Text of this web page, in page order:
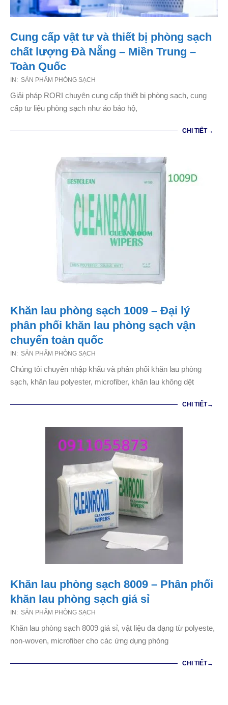
Cung cấp vật tư và thiết bị phòng sạch
chất lượng Đà Nẵng – Miền Trung –
Toàn Quốc
2021-
02-
01
IN: SẢN PHẨM PHÒNG SẠCH
Giải pháp RORI chuyên cung cấp thiết bị phòng sạch, cung
cấp tư liệu phòng sạch như áo bảo hộ,
CHI TIẾT→
Khăn lau phòng sạch 1009 – Đại lý
phân phối khăn lau phòng sạch vận
chuyển toàn quốc
2021-
01-
17
IN: SẢN PHẨM PHÒNG SẠCH
Chúng tôi chuyên nhập khẩu và phân phối khăn lau phòng
sạch, khăn lau polyester, microfiber, khăn lau không dệt
CHI TIẾT→
Khăn lau phòng sạch 8009 – Phân phối
khăn lau phòng sạch giá sỉ
2021-
01-
17
IN: SẢN PHẨM PHÒNG SẠCH
Khăn lau phòng sạch 8009 giá sỉ, vật liệu đa dạng từ polyeste,
non-woven, microfiber cho các ứng dụng phòng
CHI TIẾT→